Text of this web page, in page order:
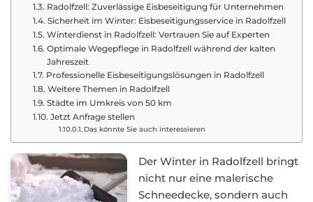
Radolfzell: Zuverlässige Eisbeseitigung für Unternehmen
Sicherheit im Winter: Eisbeseitigungsservice in Radolfzell
Winterdienst in Radolfzell: Vertrauen Sie auf Experten
Optimale Wegepflege in Radolfzell während der kalten
Jahreszeit
Professionelle Eisbeseitigungslösungen in Radolfzell
Weitere Themen in Radolfzell
Städte im Umkreis von 50 km
Jetzt Anfrage stellen
Das könnte Sie auch interessieren
Der Winter in Radolfzell bringt
nicht nur eine malerische
Schneedecke, sondern auch